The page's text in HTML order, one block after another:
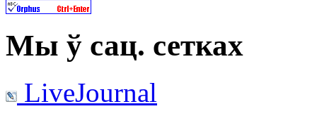
Мы ў сац. сетках
LiveJournal